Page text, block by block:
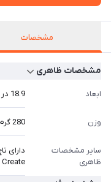
مشخصات
مشخصات ظاهری
ابعاد 18.9 در 7 در 19.2 سانتی متر
وزن 280 گرم
سایر مشخصات
ظاهری
دارای
Create برای اشتراک گذاری - دارای پورت مخصوص شارژر